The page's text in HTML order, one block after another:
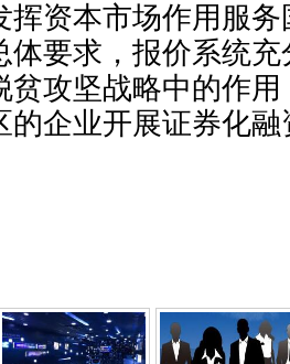
挥资本市场作用服
体要求，报价系统
贫攻坚战略中的作
的企业开展证券化融